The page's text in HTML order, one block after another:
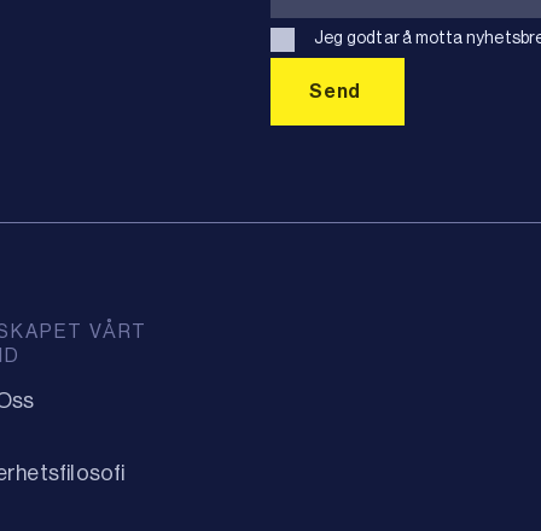
Jeg godtar å motta
VÅRT